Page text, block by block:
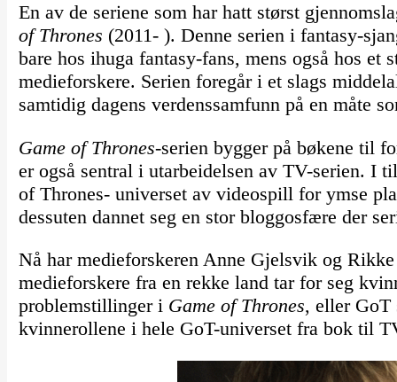
En av de seriene som har hatt størst
of Thrones (2011- ). Denne serien i fantasy-
bare hos ihuga fantasy-fans, mens også hos
medieforskere. Serien foregår i et slags
samtidig dagens verdenssamfunn på en måte
Game of Thrones-serien bygger på bøkene til
er også sentral i utarbeidelsen av TV-serien. I
of Thrones- universet av videospill for ymse
dessuten dannet seg en stor bloggosfære der
Nå har medieforskeren Anne Gjelsvik og
medieforskere fra en rekke land tar for seg
problemstillinger i Game of Thrones, eller GoT
kvinnerollene i hele GoT-universet fra bok til